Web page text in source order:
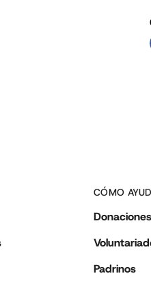
CÓMO
Donaciones
Padrinos